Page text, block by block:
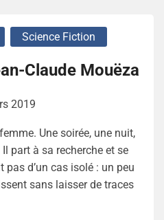
Science Fiction
Claude Mouëza
2019
Une soirée, une nuit,
part à sa recherche et se
pas d’un cas isolé : un peu
sans laisser de traces